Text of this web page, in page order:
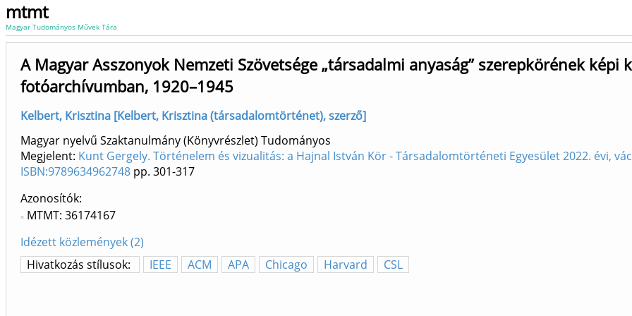
mtmt
Magyar Tudományos Művek Tára
A Magyar Asszonyok Nemzeti Szövetsége „társadalmi anyaság” szerepkörének
fotóarchívumban, 1920–1945
Kelbert, Krisztina [Kelbert, Krisztina (társadalomtörténet), szerző]
Magyar nyelvű Szaktanulmány (Könyvrészlet) Tudományos
Megjelent: Kunt Gergely. Történelem és vizualitás: a Hajnal István Kör - Társadalomtörténeti Egyesület 2022. évi,
ISBN:9789634962748 pp. 301-317
Azonosítók
MTMT: 36174167
Idézett közlemények (2)
Hivatkozás stílusok:
IEEE ACM APA Chicago Harvard CSL